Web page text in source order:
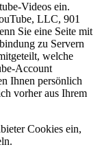
Videos ein.
LLC, 901
Sie eine Seite mit
zu Servern
welche
Account
Ihnen persönlich
vorher aus Ihrem
Cookies ein,